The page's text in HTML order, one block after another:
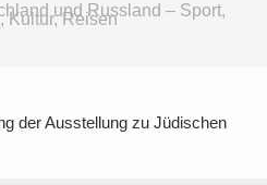
und Russland – Sport,
Kultur, Reisen
der Ausstellung zu Jüdischen